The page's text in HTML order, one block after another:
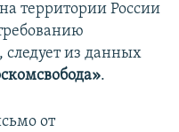
территории России
следует из данных
.
от